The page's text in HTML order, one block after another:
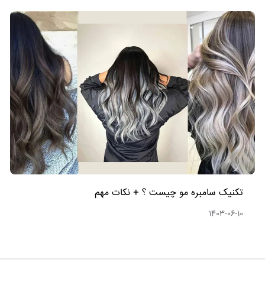
تکنیک سامبره مو چیست ؟ + نکات مهم
1403-06-10